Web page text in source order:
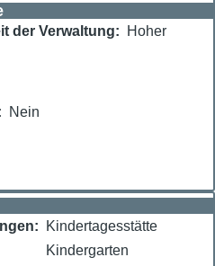
der Verwaltung
Hoher
Nein
Kindertagesstätte
Kindergarten